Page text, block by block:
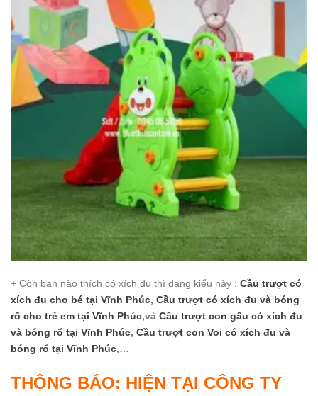
+ Còn bạn nào thích có xích đu thì dạng kiểu này : Cầu trượt có
xích đu cho bé tại Vĩnh Phúc, Cầu trượt có xích đu và bóng
rổ cho trẻ em tại Vĩnh Phúc,và Cầu trượt con gấu có xích đu
và bóng rổ tại Vĩnh Phúc, Cầu trượt con Voi có xích đu và
bóng rổ tại Vĩnh Phúc,…
THÔNG BÁO: HIỆN TẠI CÔNG TY